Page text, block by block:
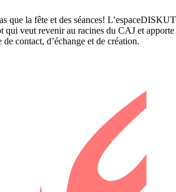
que la fête et des séances! L’espaceDISKUT
qui veut revenir au racines du CAJ et apporte
contact, d’échange et de création.